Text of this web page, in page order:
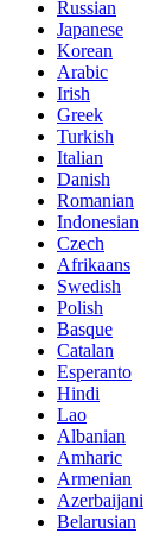
Russian
Japanese
Korean
Arabic
Irish
Greek
Turkish
Italian
Danish
Romanian
Indonesian
Czech
Afrikaans
Swedish
Polish
Basque
Catalan
Esperanto
Hindi
Lao
Albanian
Amharic
Armenian
Azerbaijani
Belarusian